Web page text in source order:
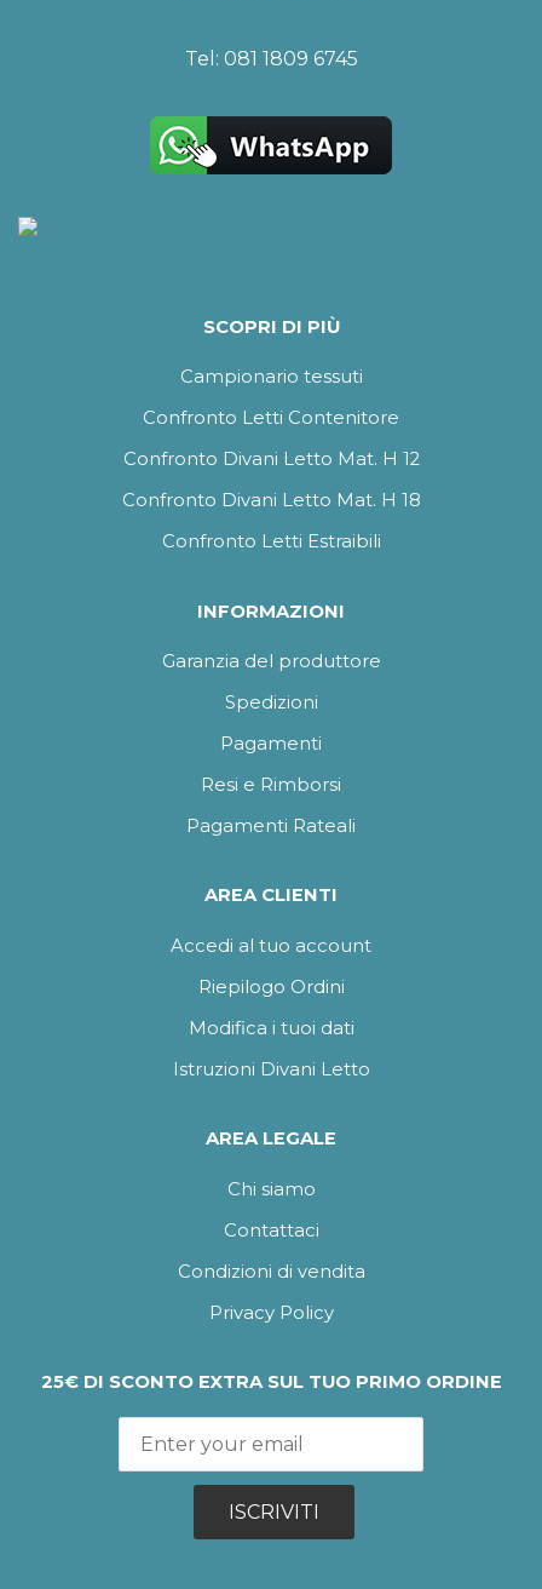
Tel: 081 1809 6745
SCOPRI DI PIÙ
Campionario tessuti
Confronto Letti Contenitore
Confronto Divani Letto Mat. H 12
Confronto Divani Letto Mat. H 18
Confronto Letti Estraibili
INFORMAZIONI
Garanzia del produttore
Spedizioni
Pagamenti
Resi e Rimborsi
Pagamenti Rateali
AREA CLIENTI
Accedi al tuo account
Riepilogo Ordini
Modifica i tuoi dati
Istruzioni Divani Letto
AREA LEGALE
Chi siamo
Contattaci
Condizioni di vendita
Privacy Policy
25€ DI SCONTO EXTRA SUL TUO PRIMO ORDINE
ISCRIVITI